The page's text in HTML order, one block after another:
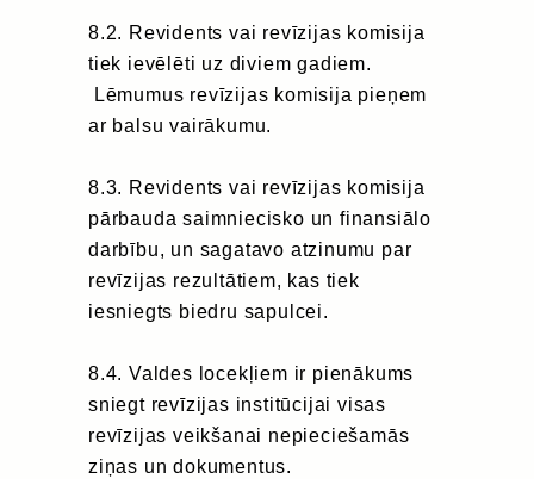
8.2. Revidents vai revīzijas komisija
tiek ievēlēti uz diviem gadiem.
Lēmumus revīzijas komisija pieņem
ar balsu vairākumu.
8.3. Revidents vai revīzijas komisija
pārbauda saimniecisko un finansiālo
darbību, un sagatavo atzinumu par
revīzijas rezultātiem, kas tiek
iesniegts biedru sapulcei.
8.4. Valdes locekļiem ir pienākums
sniegt revīzijas institūcijai visas
revīzijas veikšanai nepieciešamās
ziņas un dokumentus.